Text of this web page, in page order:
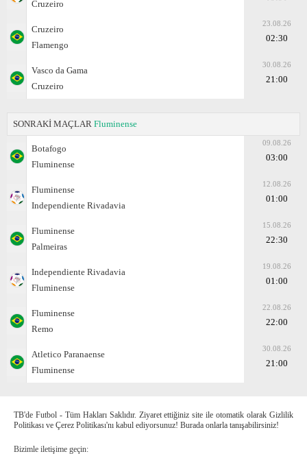
Cruzeiro
Cruzeiro
Flamengo
23.08.26
02:30
Vasco da Gama
Cruzeiro
30.08.26
21:00
SONRAKİ MAÇLAR Fluminense
Botafogo
Fluminense
09.08.26
03:00
Fluminense
Independiente Rivadavia
12.08.26
01:00
Fluminense
Palmeiras
15.08.26
22:30
Independiente Rivadavia
Fluminense
19.08.26
01:00
Fluminense
Remo
22.08.26
22:00
Atletico Paranaense
Fluminense
30.08.26
21:00
TB'de Futbol - Tüm Hakları Saklıdır. Ziyaret ettiğiniz site ile otomatik olarak Gizlilik
Politikası ve Çerez Politikası'nı kabul ediyorsunuz! Burada onlarla tanışabilirsiniz!
Bizimle iletişime geçin: